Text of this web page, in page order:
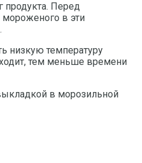
продукта. Перед
в эти
низкую температуру
тем меньше времени
в морозильной